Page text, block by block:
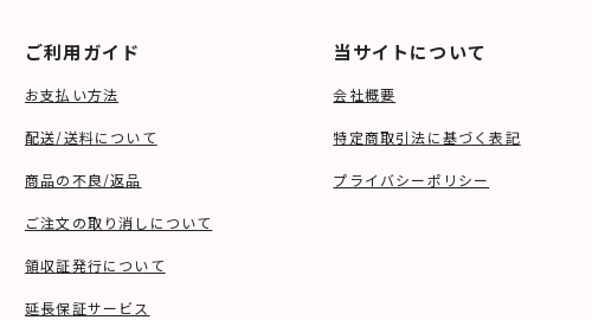
ご利用ガイド
お支払い方法
配送/送料について
商品の不良/返品
ご注文の取り消しについて
領収証発行について
延長保証サービス
当サイトについて
会社概要
特定商取引法に基づく表記
プライバシーポリシー